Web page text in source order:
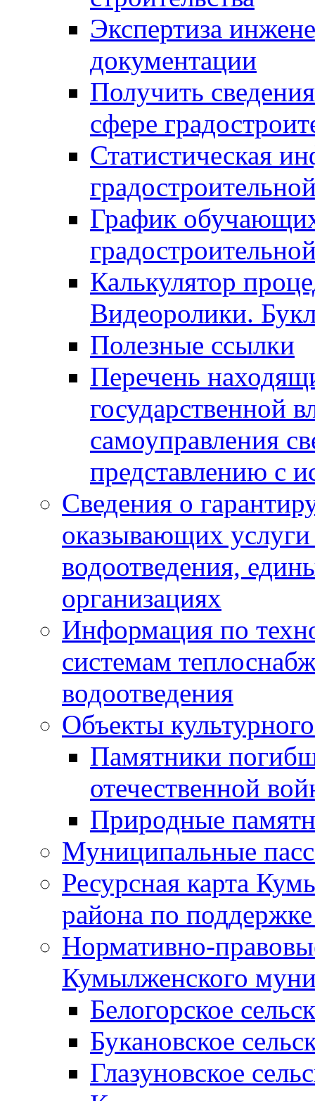
Экспертиза
документации
Получить
сфере
Статистическая
График
Калькулятор
Видеоролики.
Полезные ссылки
Перечень
государственной
самоуправления
представлению с
Сведения о
оказывающих
водоотведения,
организациях
Информация по
системам
водоотведения
Объекты
Памятники
отечественной
Природные
Муниципальные
Ресурсная карта
района по
Нормативно-
Кумылженского
Белогорское
Букановское
Глазуновское